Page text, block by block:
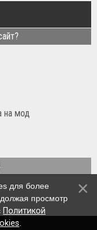
на мод
для более
просмотр
Политикой